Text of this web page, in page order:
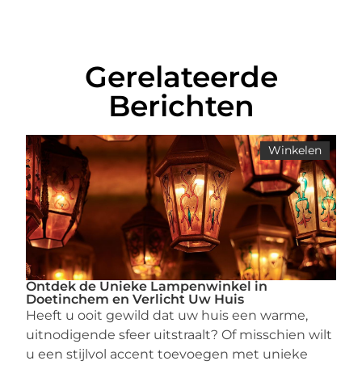
Gerelateerde
Berichten
Winkelen
Ontdek de Unieke Lampenwinkel in
Doetinchem en Verlicht Uw Huis
Heeft u ooit gewild dat uw huis een warme,
uitnodigende sfeer uitstraalt? Of misschien wilt
u een stijlvol accent toevoegen met unieke